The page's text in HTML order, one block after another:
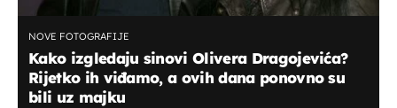
NOVE FOTOGRAFIJE
Kako izgledaju sinovi Olivera Dragojevića?
Rijetko ih viđamo, a ovih dana ponovno su
bili uz majku